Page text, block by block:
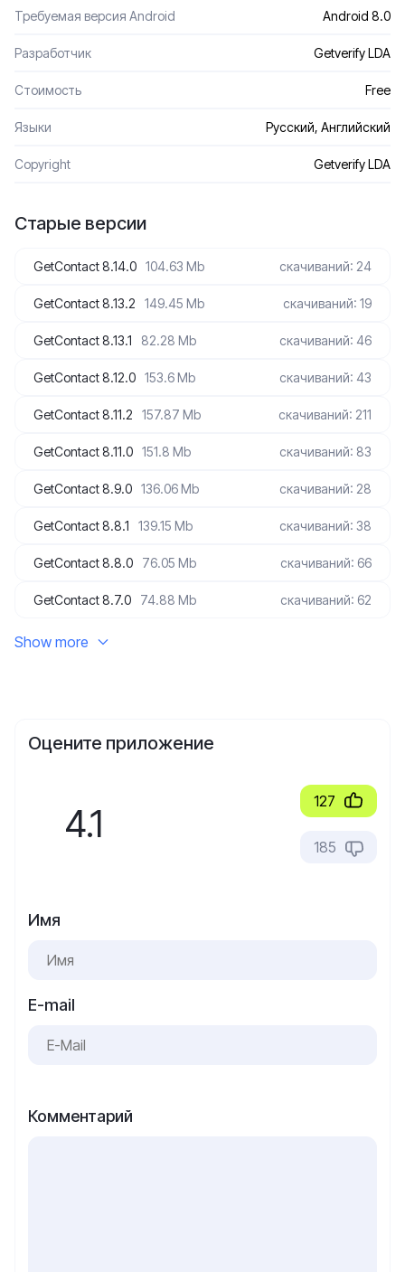
Требуемая версия Android Android 8.0
Разработчик Getverify LDA
Стоимость Free
Языки Русский, Английский
Сopyright Getverify LDA
Старые версии
GetContact 8.14.0 104.63 Mb скачиваний: 24
GetContact 8.13.2 149.45 Mb скачиваний: 19
GetContact 8.13.1 82.28 Mb скачиваний: 46
GetContact 8.12.0 153.6 Mb скачиваний: 43
GetContact 8.11.2 157.87 Mb скачиваний: 211
GetContact 8.11.0 151.8 Mb скачиваний: 83
GetContact 8.9.0 136.06 Mb скачиваний: 28
GetContact 8.8.1 139.15 Mb скачиваний: 38
GetContact 8.8.0 76.05 Mb скачиваний: 66
GetContact 8.7.0 74.88 Mb скачиваний: 62
Show more
Оцените приложение
4.1 127
185
Имя
E-mail
Комментарий